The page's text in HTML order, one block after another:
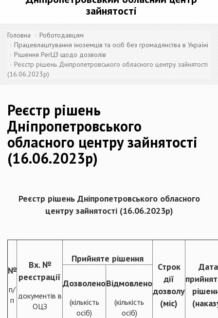
зайнятості
Головна
Роботодавцям
Працевлаштування іноземців та осіб без громадянства в Україні
Рішення РегЦЗ щодо дозволів
Реєстр рішень Дніпропетровського обласного центру зайнятості
(16.06.2023р)
Реєстр рішень
Дніпропетровського
обласного центру зайнятості
(16.06.2023р)
Реєстр рішень Дніпропетровського обласного
центру зайнятості (16.06.2023р)
№
п/
п
Вх. №
реєстрації
документів в
ОЦЗ
Прийняте рішення
Строк
дії
дозволу
(міс)
Дата
Дозволено
(кількість
осіб)
Відмовлено
(кількість
осіб)